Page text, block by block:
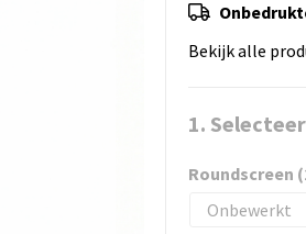
Bekijk alle
1.
Roundscreen
Onbewerkt